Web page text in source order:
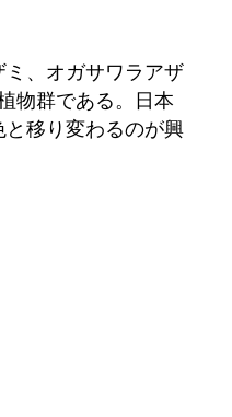
、オガサワラアザ
物群である。日本
移り変わるのが興